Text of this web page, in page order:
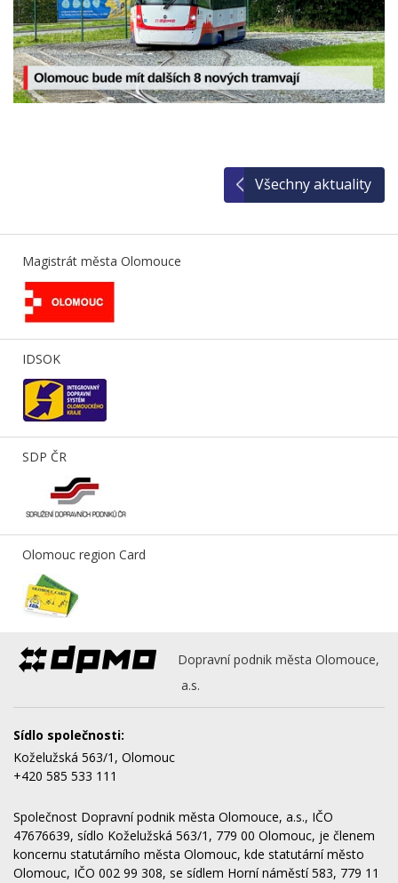
Všechny aktuality
Magistrát města Olomouce
IDSOK
SDP ČR
Olomouc region Card
Dopravní podnik města Olomouce,
a.s.
Sídlo společnosti:
Koželužská 563/1, Olomouc
+420 585 533 111
Společnost Dopravní podnik města Olomouce, a.s., IČO
47676639, sídlo Koželužská 563/1, 779 00 Olomouc, je členem
koncernu statutárního města Olomouc, kde statutární město
Olomouc, IČO 002 99 308, se sídlem Horní náměstí 583, 779 11